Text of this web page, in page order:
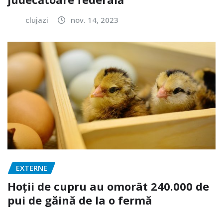
clujazi nov. 14, 2023
EXTERNE
Hoții de cupru au omorât 240.000 de
pui de găină de la o fermă